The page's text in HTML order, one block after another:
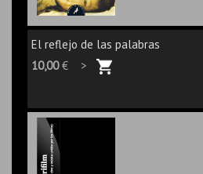
El reflejo de las palabras
10,00€ >